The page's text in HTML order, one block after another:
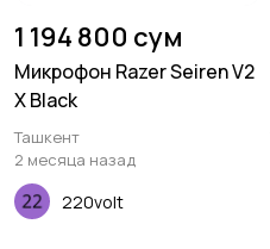
Наушники
1 194 800 сум
Микрофон Razer Seiren V2
X Black
Ташкент
2 месяца назад
220volt